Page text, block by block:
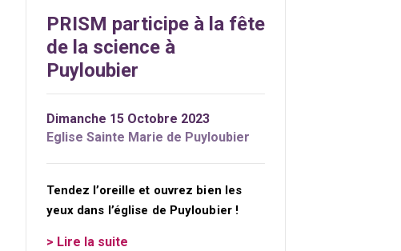
PRISM participe à la fête
de la science à
Puyloubier
Dimanche 15 Octobre 2023
Eglise Sainte Marie de Puyloubier
Tendez l’oreille et ouvrez bien les
yeux dans l’église de Puyloubier !
> Lire la suite